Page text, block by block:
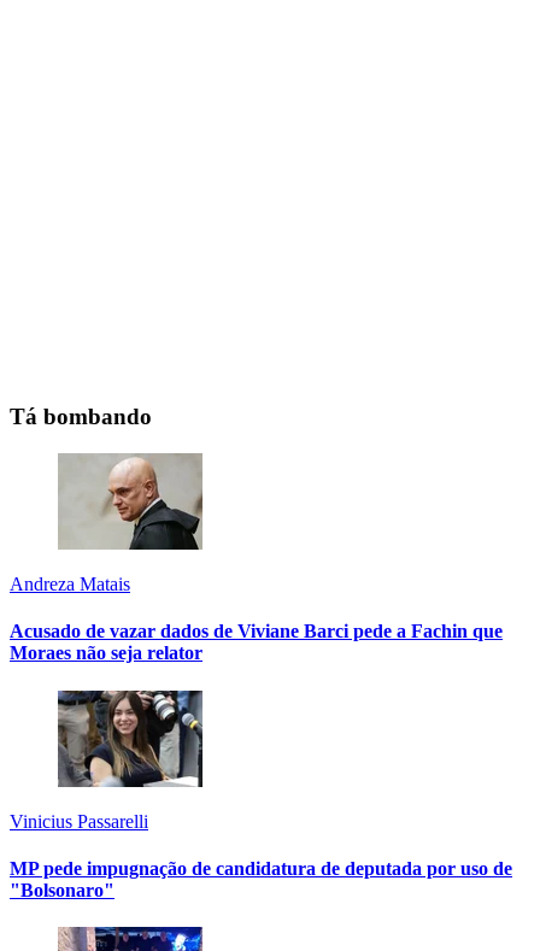
Tá bombando
Andreza Matais
Acusado de vazar dados de Viviane Barci pede a Fachin que
Moraes não seja relator
Vinicius Passarelli
MP pede impugnação de candidatura de deputada por uso de
"Bolsonaro"